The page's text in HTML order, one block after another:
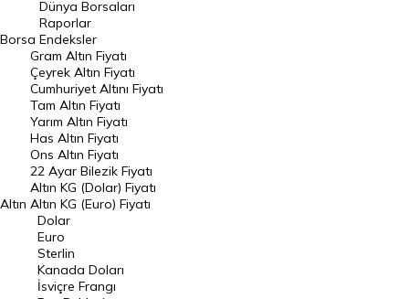
Dünya Borsaları
Raporlar
Endeksler
DÖVİZ
Döviz Kuru
Dolar Kuru
Euro Kuru
Pound Kuru
Frank Kuru
Borsa
Dünya Borsaları
Raporlar
Endeksler
Altın
Gram Altın Fiyatı
Çeyrek Altın Fiyatı
Cumhuriyet Altını Fiyatı
Tam Altın Fiyatı
Yarım Altın Fiyatı
Has Altın Fiyatı
Ons Altın Fiyatı
22 Ayar Bilezik Fiyatı
Altın KG (Dolar) Fiyatı
Altın KG (Euro) Fiyatı
Dolar
Euro
Sterlin
Kanada Doları
İsviçre Frangı